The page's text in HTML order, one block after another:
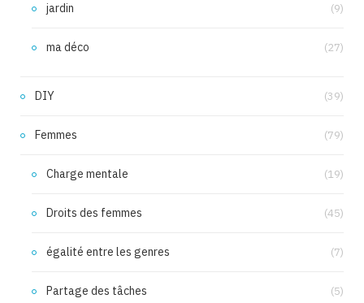
jardin (9)
ma déco (27)
DIY (39)
Femmes (79)
Charge mentale (19)
Droits des femmes (45)
égalité entre les genres (7)
Partage des tâches (5)